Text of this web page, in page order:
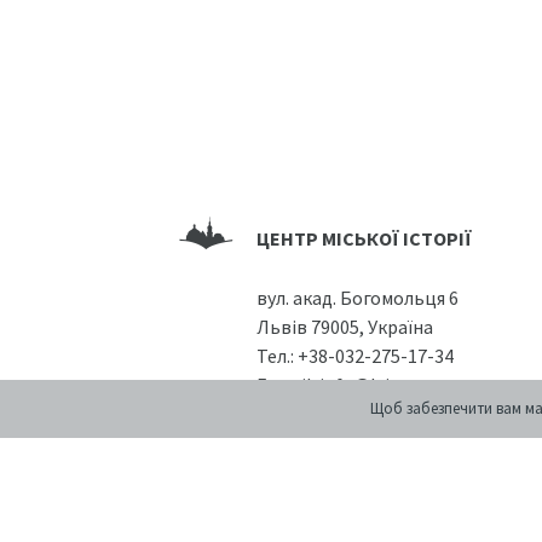
ЦЕНТР МІСЬКОЇ ІСТОРІЇ
вул. акад. Богомольця 6
Львів 79005, Україна
Тел.: +38-032-275-17-34
E-mail:info@lvivcenter.org
Щоб забезпечити вам